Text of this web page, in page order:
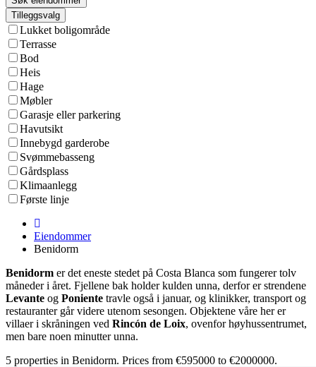
Tilleggsvalg
Lukket boligområde
Terrasse
Bod
Heis
Hage
Møbler
Garasje eller parkering
Havutsikt
Innebygd garderobe
Svømmebasseng
Gårdsplass
Klimaanlegg
Første linje
Eiendommer
Benidorm
Benidorm er det eneste stedet på Costa Blanca som fungerer tolv
måneder i året. Fjellene bak holder kulden unna, derfor er strendene
Levante og Poniente travle også i januar, og klinikker, transport og
restauranter går videre utenom sesongen. Objektene våre her er
villaer i skråningen ved Rincón de Loix, ovenfor høyhussentrumet,
men bare noen minutter unna.
5 properties in Benidorm. Prices from €595000 to €2000000.